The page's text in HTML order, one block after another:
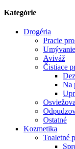
Kategórie
Drogéria
Pracie
Aviváž
Čistiace
Na
Ostatné
Kozmetika
Toaletné